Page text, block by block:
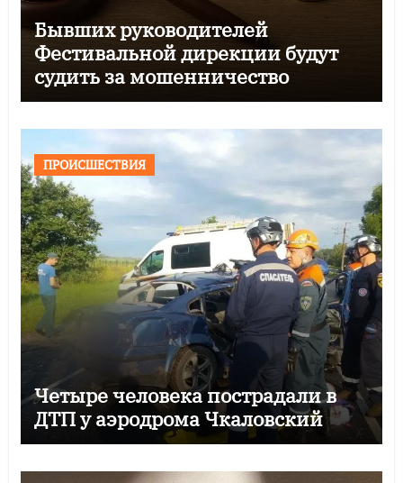
Бывших руководителей
Фестивальной дирекции будут
судить за мошенничество
ПРОИСШЕСТВИЯ
Четыре человека пострадали в
ДТП у аэродрома Чкаловский